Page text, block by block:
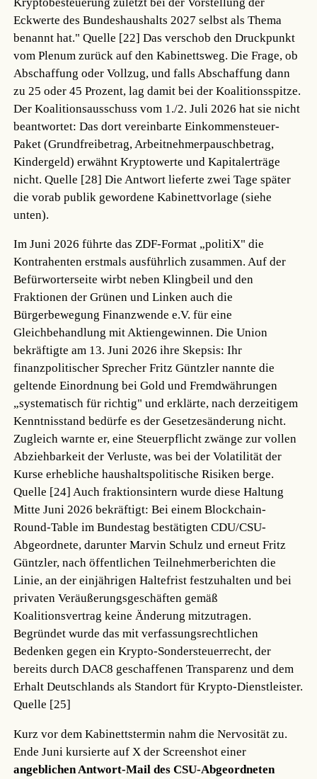
Eckwerte des Bundeshaushalts 2027 selbst als Thema
benannt hat."Quelle [22] Das verschob den Druckpunkt
vom Plenum zurück auf den Kabinettsweg. Die Frage, ob
Abschaffung oder Vollzug, und falls Abschaffung dann
zu 25 oder 45 Prozent, lag damit bei der Koalitionsspitze.
Der Koalitionsausschuss vom 1./2. Juli 2026 hat sie nicht
beantwortet: Das dort vereinbarte Einkommensteuer-
Paket (Grundfreibetrag, Arbeitnehmerpauschbetrag,
Kindergeld) erwähnt Kryptowerte und Kapitalerträge
nicht.Quelle [28] Die Antwort lieferte zwei Tage später
die vorab publik gewordene Kabinettvorlage (siehe
unten).
Im Juni 2026 führte das ZDF-Format „politiX" die
Kontrahenten erstmals ausführlich zusammen. Auf der
Befürworterseite wirbt neben Klingbeil und den
Fraktionen der Grünen und Linken auch die
Bürgerbewegung Finanzwende e.V. für eine
Gleichbehandlung mit Aktiengewinnen. Die Union
bekräftigte am 13. Juni 2026 ihre Skepsis: Ihr
finanzpolitischer Sprecher Fritz Güntzler nannte die
geltende Einordnung bei Gold und Fremdwährungen
„systematisch für richtig" und erklärte, nach derzeitigem
Kenntnisstand bedürfe es der Gesetzesänderung nicht.
Zugleich warnte er, eine Steuerpflicht zwänge zur vollen
Abziehbarkeit der Verluste, was bei der Volatilität der
Kurse erhebliche haushaltspolitische Risiken berge.
Quelle [24] Auch fraktionsintern wurde diese Haltung
Mitte Juni 2026 bekräftigt: Bei einem Blockchain-
Round-Table im Bundestag bestätigten CDU/CSU-
Abgeordnete, darunter Marvin Schulz und erneut Fritz
Güntzler, nach öffentlichen Teilnehmerberichten die
Linie, an der einjährigen Haltefrist festzuhalten und bei
privaten Veräußerungsgeschäften gemäß
Koalitionsvertrag keine Änderung mitzutragen.
Begründet wurde das mit verfassungsrechtlichen
Bedenken gegen ein Krypto-Sondersteuerrecht, der
bereits durch DAC8 geschaffenen Transparenz und dem
Erhalt Deutschlands als Standort für Krypto-Dienstleister.
Quelle [25]
Kurz vor dem Kabinettstermin nahm die Nervosität zu.
Ende Juni kursierte auf X der Screenshot einer
angeblichen Antwort-Mail des CSU-Abgeordneten